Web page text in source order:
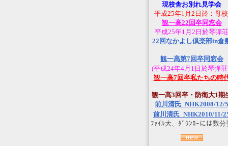
現校舎お別れ見学会
平成25年1月2日於：母校
観一高22回卒同窓会
平成25年1月2日於琴弾荘
22回なかよし倶楽部in倉
観一高第7回卒同窓会
(平成24年4月1日於琴弾
観一高7回卒私たちの時
観一高3回卒・防衛大1期
前川清氏_NHK2008/12/5
前川清氏_NHK2010/11/
ﾌｧｲﾙ大、ﾀﾞｳﾝﾛｰには数分